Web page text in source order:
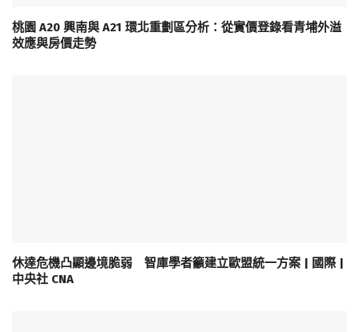
桃園 A20 興南與 A21 環北重劃區分析：從實價登錄看青埔外溢
效應與房價走勢
休達危機凸顯邊境脆弱 智庫學者籲建立歐盟統一方案 | 國際 |
中央社 CNA